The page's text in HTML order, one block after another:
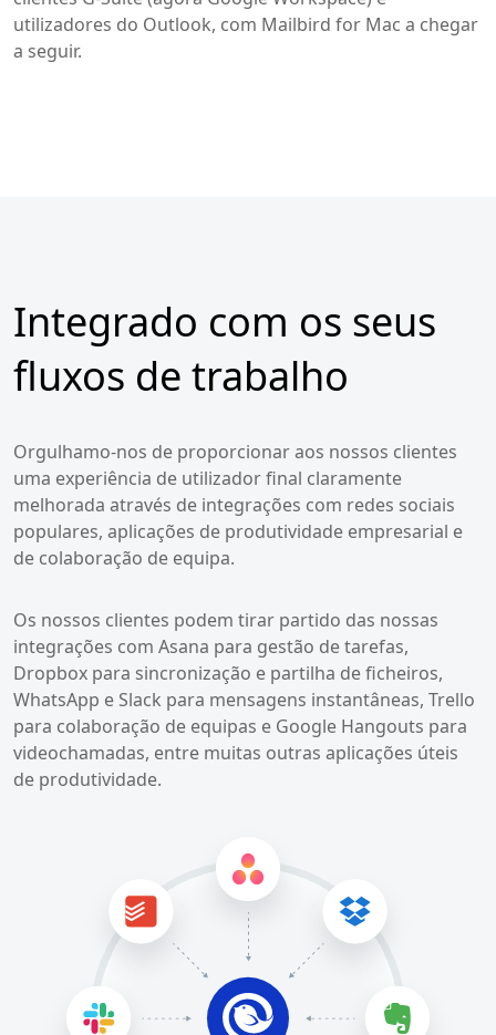
utilizadores do Outlook, com Mailbird for Mac a chegar
a seguir.
Integrado com os seus
fluxos de trabalho
Orgulhamo-nos de proporcionar aos nossos clientes
uma experiência de utilizador final claramente
melhorada através de integrações com redes sociais
populares, aplicações de produtividade empresarial e
de colaboração de equipa.
Os nossos clientes podem tirar partido das nossas
integrações com Asana para gestão de tarefas,
Dropbox para sincronização e partilha de ficheiros,
WhatsApp e Slack para mensagens instantâneas, Trello
para colaboração de equipas e Google Hangouts para
videochamadas, entre muitas outras aplicações úteis
de produtividade.